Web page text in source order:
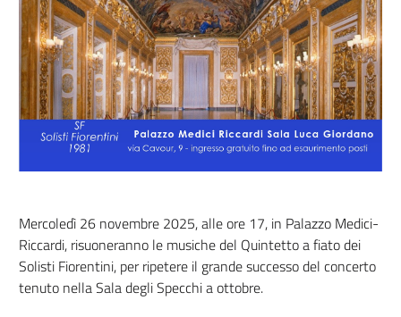
Mercoledì 26 novembre 2025, alle ore 17, in Palazzo Medici-
Riccardi, risuoneranno le musiche del Quintetto a fiato dei
Solisti Fiorentini, per ripetere il grande successo del concerto
tenuto nella Sala degli Specchi a ottobre.